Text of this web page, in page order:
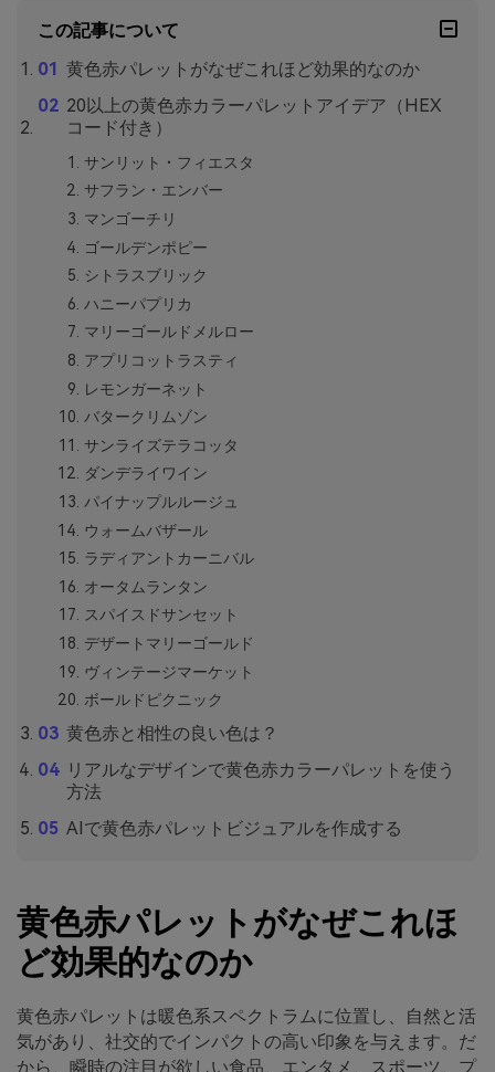
この記事について
黄色赤パレットがなぜこれほど効果的なのか
20以上の黄色赤カラーパレットアイデア（HEX
コード付き）
サンリット・フィエスタ
サフラン・エンバー
マンゴーチリ
ゴールデンポピー
シトラスブリック
ハニーパプリカ
マリーゴールドメルロー
アプリコットラスティ
レモンガーネット
バタークリムゾン
サンライズテラコッタ
ダンデライワイン
パイナップルルージュ
ウォームバザール
ラディアントカーニバル
オータムランタン
スパイスドサンセット
デザートマリーゴールド
ヴィンテージマーケット
ボールドピクニック
黄色赤と相性の良い色は？
リアルなデザインで黄色赤カラーパレットを使う
方法
AIで黄色赤パレットビジュアルを作成する
黄色赤パレットがなぜこれほ
ど効果的なのか
黄色赤パレットは暖色系スペクトラムに位置し、自然と活
気があり、社交的でインパクトの高い印象を与えます。だ
から、瞬時の注目が欲しい食品、エンタメ、スポーツ、プ